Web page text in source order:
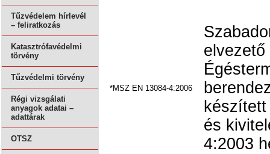
Tűzvédelem hírlevél
– feliratkozás
Katasztrófavédelmi
törvény
Tűzvédelmi törvény
Régi vizsgálati
anyagok adatai –
adattárak
OTSZ
*MSZ EN 13084-4:2006
elvezető
és
4:2003